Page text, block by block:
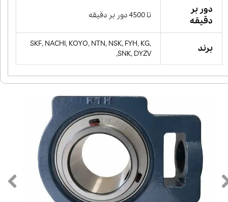
دور بر
دقیقه
تا 4500 دور بر دقیقه
برند
SKF, NACHI, KOYO, NTN, NSK, FYH, KG,
SNK, DYZV,